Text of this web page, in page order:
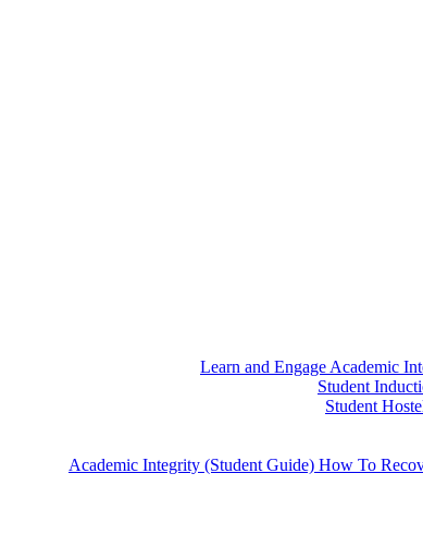
Learn and Engage Academic
Student
Student
Academic Integrity (Student Guide) How To